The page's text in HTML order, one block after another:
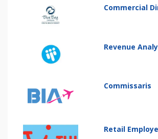
Commercial
Revenue
Commissaris
Retail